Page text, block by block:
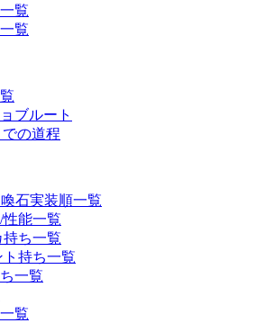
覧
覧
ブルート
での道程
石実装順一覧
能一覧
ち一覧
ト持ち一覧
一覧
覧